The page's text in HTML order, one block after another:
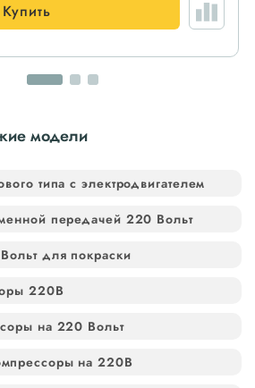
Купить
модели
типа с электродвигателем
передачей 220 Вольт
для покраски
220В
на 220 Вольт
на 220В